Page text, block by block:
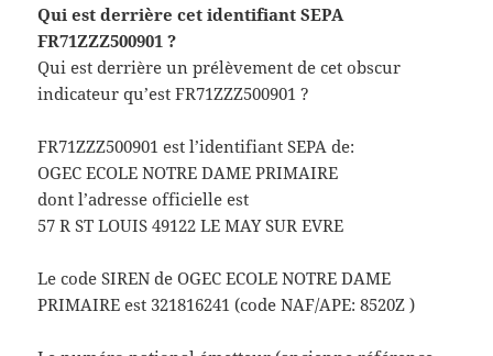
Qui est derrière cet identifiant SEPA
FR71ZZZ500901 ?
Qui est derrière un prélèvement de cet obscur
indicateur qu’est FR71ZZZ500901 ?
FR71ZZZ500901 est l’identifiant SEPA de:
OGEC ECOLE NOTRE DAME PRIMAIRE
dont l’adresse officielle est
57 R ST LOUIS 49122 LE MAY SUR EVRE
Le code SIREN de OGEC ECOLE NOTRE DAME
PRIMAIRE est 321816241 (code NAF/APE: 8520Z )